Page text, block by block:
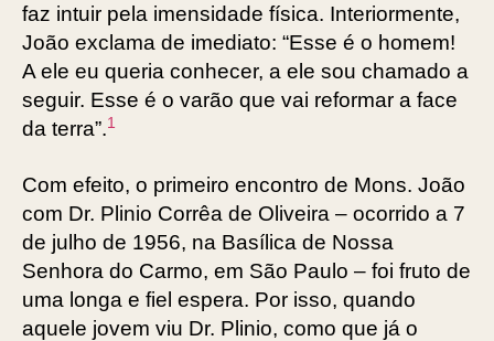
faz intuir pela imensidade física. Interiormente,
João exclama de imediato: “Esse é o homem!
A ele eu queria conhecer, a ele sou chamado a
seguir. Esse é o varão que vai reformar a face
da terra”.1
Com efeito, o primeiro encontro de Mons. João
com Dr. Plinio Corrêa de Oliveira – ocorrido a 7
de julho de 1956, na Basílica de Nossa
Senhora do Carmo, em São Paulo – foi fruto de
uma ­longa e fiel espera. Por isso, quando
aquele jovem viu Dr. Plinio, como que já o